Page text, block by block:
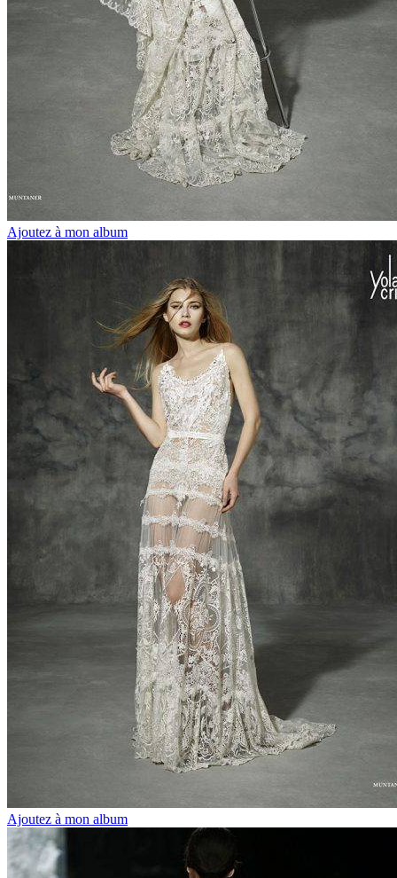
Ajoutez à mon album
Ajoutez à mon album